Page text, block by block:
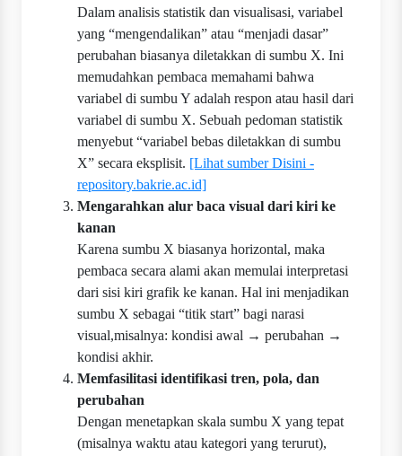
Dalam analisis statistik dan visualisasi, variabel
yang “mengendalikan” atau “menjadi dasar”
perubahan biasanya diletakkan di sumbu X. Ini
memudahkan pembaca memahami bahwa
variabel di sumbu Y adalah respon atau hasil dari
variabel di sumbu X. Sebuah pedoman statistik
menyebut “variabel bebas diletakkan di sumbu
X” secara eksplisit. [Lihat sumber Disini -
repository.bakrie.ac.id]
Mengarahkan alur baca visual dari kiri ke
kanan
Karena sumbu X biasanya horizontal, maka
pembaca secara alami akan memulai interpretasi
dari sisi kiri grafik ke kanan. Hal ini menjadikan
sumbu X sebagai “titik start” bagi narasi
visual,misalnya: kondisi awal → perubahan →
kondisi akhir.
Memfasilitasi identifikasi tren, pola, dan
perubahan
Dengan menetapkan skala sumbu X yang tepat
(misalnya waktu atau kategori yang terurut),